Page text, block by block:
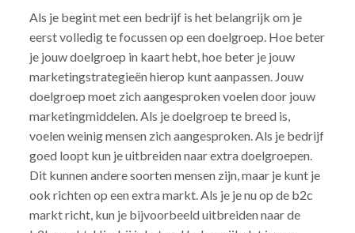
Als je begint met een bedrijf is het belangrijk om je
eerst volledig te focussen op een doelgroep. Hoe beter
je jouw doelgroep in kaart hebt, hoe beter je jouw
marketingstrategieën hierop kunt aanpassen. Jouw
doelgroep moet zich aangesproken voelen door jouw
marketingmiddelen. Als je doelgroep te breed is,
voelen weinig mensen zich aangesproken. Als je bedrijf
goed loopt kun je uitbreiden naar extra doelgroepen.
Dit kunnen andere soorten mensen zijn, maar je kunt je
ook richten op een extra markt. Als je je nu op de b2c
markt richt, kun je bijvoorbeeld uitbreiden naar de